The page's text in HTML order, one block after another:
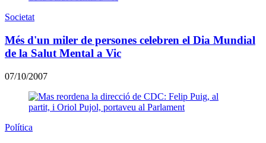
Societat
Més d'un miler de persones celebren el Dia Mundial
de la Salut Mental a Vic
07/10/2007
Política